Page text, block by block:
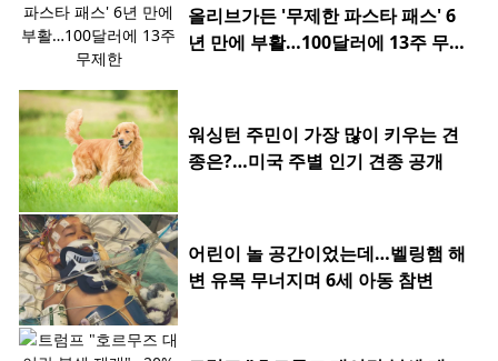
올리브가든 '무제한 파스타 패스' 6
년 만에 부활…100달러에 13주 무제
워싱턴 주민이 가장 많이 키우는 견
종은?…미국 주별 인기 견종 공개
어린이 놀 공간이었는데…벨링햄 해
변 유목 무너지며 6세 아동 참변